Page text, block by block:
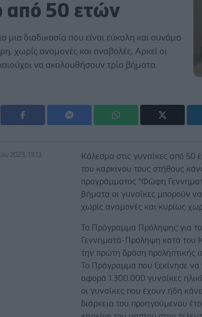
από 50 ετών
μια διαδικασία που είναι εύκολη και συνάμα
χωρίς αναμονές και αναβολές. Αρκεί οι
να ακολουθήσουν τρία βήματα.
2023, 13:13
Κάλεσμα στις γυναίκες από
του καρκίνου τους στήθους
προγράμματος "Φώφη
βήματα οι γυναίκες μπορούν
χωρίς αναμονές και κυρίως
Το Πρόγραμμα Πρόληψης για
Γεννηματά-Πρόληψη κατά του
την πρώτη δράση προληπτικής
Το Πρόγραμμα που ξεκίνησε να
αφορά 1.300.000 γυναίκες
οι γυναίκες που έχουν ήδη
διάρκεια του προηγούμενου